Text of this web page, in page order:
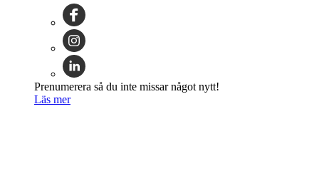
Prenumerera så du inte missar något nytt!
Läs mer